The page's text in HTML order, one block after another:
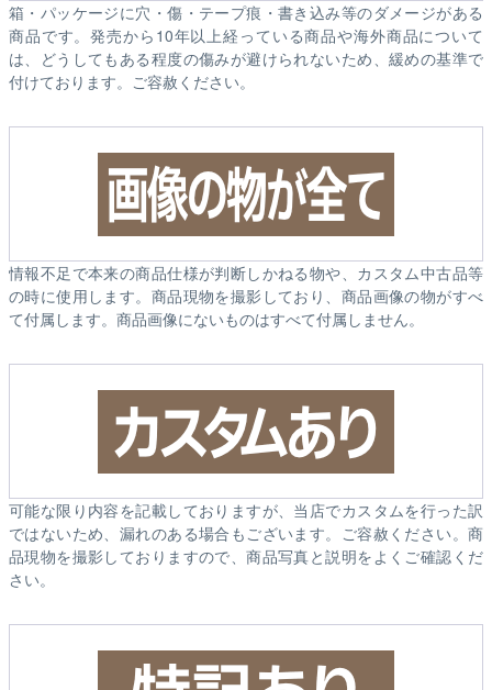
箱・パッケージに穴・傷・テープ痕・書き込み等のダメージがある
商品です。発売から10年以上経っている商品や海外商品について
は、どうしてもある程度の傷みが避けられないため、緩めの基準で
付けております。ご容赦ください。
情報不足で本来の商品仕様が判断しかねる物や、カスタム中古品等
の時に使用します。商品現物を撮影しており、商品画像の物がすべ
て付属します。商品画像にないものはすべて付属しません。
可能な限り内容を記載しておりますが、当店でカスタムを行った訳
ではないため、漏れのある場合もございます。ご容赦ください。商
品現物を撮影しておりますので、商品写真と説明をよくご確認くだ
さい。